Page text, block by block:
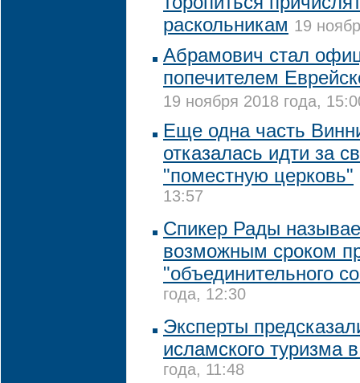
раскольникам 19
Абрамович стал
попечителем
19 ноября 2018 года,
Еще одна часть
отказалась идти за
"поместную церковь"
13:57
Спикер Рады
возможным сроком
"объединительного
года, 12:30
Эксперты
исламского туризма
года, 11:48